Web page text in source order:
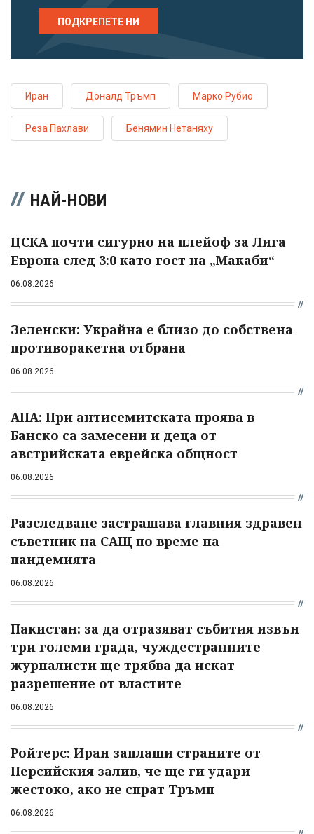
ПОДКРЕПЕТЕ НИ
Иран Доналд Тръмп Марко Рубио
Реза Пахлави Бенямин Нетаняху
НАЙ-НОВИ
ЦСКА почти сигурно на плейоф за Лига
Европа след 3:0 като гост на „Макаби“
06.08.2026
Зеленски: Украйна е близо до собствена
противоракетна отбрана
06.08.2026
АПА: При антисемитската проява в
Банско са замесени и деца от
австрийската еврейска общност
06.08.2026
Разследване застрашава главния здравен
съветник на САЩ по време на
пандемията
06.08.2026
Пакистан: за да отразяват събития извън
три големи града, чуждестранните
журналисти ще трябва да искат
разрешение от властите
06.08.2026
Ройтерс: Иран заплаши страните от
Персийския залив, че ще ги удари
жестоко, ако не спрат Тръмп
06.08.2026